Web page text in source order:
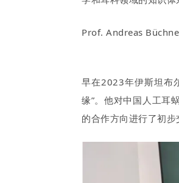
Prof. Andreas
早在2023年伊斯坦布
缘”。他对中国人工耳
的合作方向进行了初步